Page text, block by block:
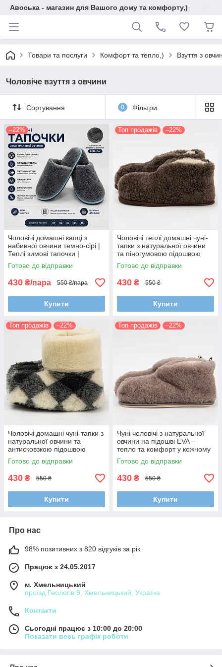
Авоська - магазин для Вашого дому та комфорту,)
Товари та послуги Комфорт та тепло,) Взуття з
Чоловіче взуття з овчини
Сортування 0 Фільтри
–22%
Чоловічі домашні капці з
набивної овчини темно-сірі |
Теплі зимові тапочки |
Розміри 41–45
Готово до відправки
430 ₴/пара 550 ₴/пара
Купити
Топ продажів –22%
Чоловічі теплі домашні чуні-
тапки з натуральної овчини
та піногумовою підошвою
(36-45 розмір, коричневі)
Готово до відправки
430 ₴ 550 ₴
Купити
Топ продажів –22%
Чоловічі домашні чуні-тапки з
натуральної овчини та
антисковзкою підошвою
"Ромбик" (40-45 р.)
Готово до відправки
430 ₴ 550 ₴
Купити
Топ продажів –22%
Чуні чоловічі з натуральної
овчини на підошві EVA –
тепло та комфорт у кожному
кроці (40-45 р.)
Готово до відправки
430 ₴ 550 ₴
Купити
Про нас
98% позитивних з 820 відгуків за рік
Працює з 24.05.2017
м. Хмельницький
проїзд Геологів 9, Хмельницький, Україна
Контакти
Сьогодні працює з 10:00 до 20:00
Показати весь графік роботи